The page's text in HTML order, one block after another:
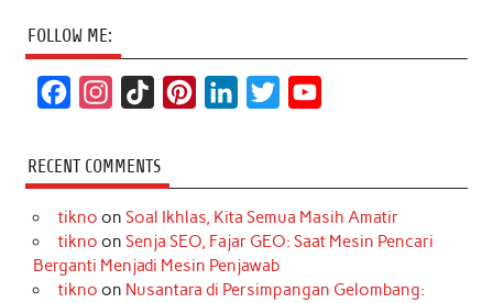
FOLLOW ME:
c
e
b
o
s
t
a
r
k
T
o
k
t
e
r
e
k
e
d
I
t
t
r
T
u
e
RECENT COMMENTS
tikno on Soal Ikhlas, Kita Semua Masih Amatir
tikno on Senja SEO, Fajar GEO: Saat Mesin Pencari
Berganti Menjadi Mesin Penjawab
tikno on Nusantara di Persimpangan Gelombang: